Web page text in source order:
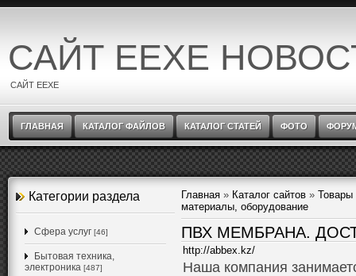
САЙТ EEXE
САЙТ EEXE
ГЛАВНАЯ КАТАЛОГ ФАЙЛОВ КАТАЛОГ СТАТЕЙ ФОТО
Категории раздела
Cфера услуг [46]
Бытовая техника,
электроника [487]
Главная » Каталог сайтов » Товары
материалы, оборудование
ПВХ МЕМБРАНА.
http://abbex.kz/
Наша компания